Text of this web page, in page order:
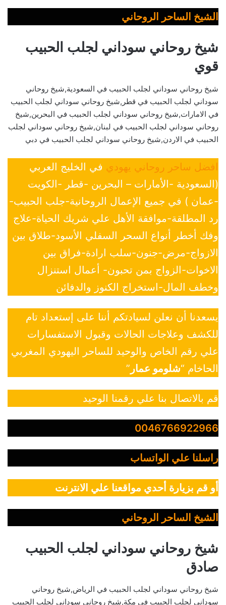
الشيخ الساحر الروحاني
شيخ روحاني سوداني لجلب الحبيب
قوي
شيخ روحاني سوداني لجلب الحبيب في السعودية,شيخ روحاني
سوداني لجلب الحبيب في قطر,شيخ روحاني سوداني لجلب الحبيب
في الامارات,شيخ روحاني سوداني لجلب الحبيب في البحرين,شيخ
روحاني سوداني لجلب الحبيب في لبنان,شيخ روحاني سوداني لجلب
الحبيب في الاردن,شيخ روحاني سوداني لجلب الحبيب في دبي
افضل ساحر روحاني يهودي في الخليج العربي
(السعودية -الأمارات – البحرين -قطر -الكويت
-عمان ) في جميع الإعمال الروحانية-جلب الحبيب-
رد المطلقة-موافقة الأهل علي شريك الحياة-علاج
وفك أخطر أنواع السحر السفلي الأسود-طلاق بين
الازواج-مرض-جنون-سلب ارادة-فراق بين
الاخوات-الزواج بمن تحبون- أعمال استنزال
وخطف المال-استخراج الكنوز والدفائن
يسعدنا أن نعلن لسيادتكم أننا على إستعداد تام
للكشف وعلاجات الحالات وقبول الاستفسارات
علي رقم الخاص والوحيد للساحر اليهودي المغربي
الحاخام “شلومو عمار ”
قم بالاتصال بنا علي رقمنا الوحيد
0046766922966
راسلنا علي الواتساب
أو قم بزيارة أحدي مواقعنا علي الانترنت
الشيخ الساحر الروحاني
شيخ روحاني سوداني لجلب الحبيب
صادق
شيخ روحاني سوداني لجلب الحبيب في الرياض,شيخ روحاني
سوداني لجلب الحبيب في مكة,شيخ روحاني سوداني لجلب الحبيب